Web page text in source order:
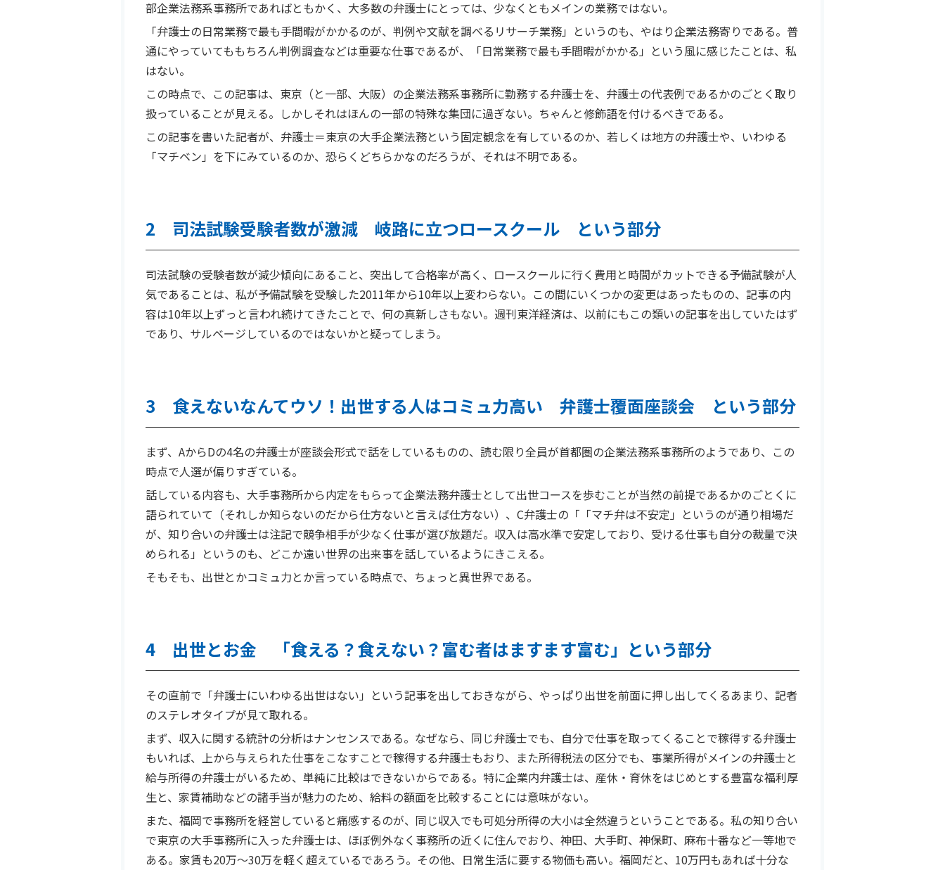
部企業法務系事務所であればともかく、大多数の弁護士にとっては、少なくともメインの業務ではない。
「弁護士の日常業務で最も手間暇がかかるのが、判例や文献を調べるリサーチ業務」というのも、やはり企業法務寄りである。普
通にやっていてももちろん判例調査などは重要な仕事であるが、「日常業務で最も手間暇がかかる」という風に感じたことは、私
はない。
この時点で、この記事は、東京（と一部、大阪）の企業法務系事務所に勤務する弁護士を、弁護士の代表例であるかのごとく取り
扱っていることが見える。しかしそれはほんの一部の特殊な集団に過ぎない。ちゃんと修飾語を付けるべきである。
この記事を書いた記者が、弁護士＝東京の大手企業法務という固定観念を有しているのか、若しくは地方の弁護士や、いわゆる
「マチベン」を下にみているのか、恐らくどちらかなのだろうが、それは不明である。
2 司法試験受験者数が激減 岐路に立つロースクール という部分
司法試験の受験者数が減少傾向にあること、突出して合格率が高く、ロースクールに行く費用と時間がカットできる予備試験が人
気であることは、私が予備試験を受験した2011年から10年以上変わらない。この間にいくつかの変更はあったものの、記事の内
容は10年以上ずっと言われ続けてきたことで、何の真新しさもない。週刊東洋経済は、以前にもこの類いの記事を出していたはず
であり、サルベージしているのではないかと疑ってしまう。
3 食えないなんてウソ！出世する人はコミュ力高い 弁護士覆面座談会 という部分
まず、AからDの4名の弁護士が座談会形式で話をしているものの、読む限り全員が首都圏の企業法務系事務所のようであり、この
時点で人選が偏りすぎている。
話している内容も、大手事務所から内定をもらって企業法務弁護士として出世コースを歩むことが当然の前提であるかのごとくに
語られていて（それしか知らないのだから仕方ないと言えば仕方ない）、C弁護士の「「マチ弁は不安定」というのが通り相場だ
が、知り合いの弁護士は注記で競争相手が少なく仕事が選び放題だ。収入は高水準で安定しており、受ける仕事も自分の裁量で決
められる」というのも、どこか遠い世界の出来事を話しているようにきこえる。
そもそも、出世とかコミュ力とか言っている時点で、ちょっと異世界である。
4 出世とお金 「食える？食えない？富む者はますます富む」という部分
その直前で「弁護士にいわゆる出世はない」という記事を出しておきながら、やっぱり出世を前面に押し出してくるあまり、記者
のステレオタイプが見て取れる。
まず、収入に関する統計の分析はナンセンスである。なぜなら、同じ弁護士でも、自分で仕事を取ってくることで稼得する弁護士
もいれば、上から与えられた仕事をこなすことで稼得する弁護士もおり、また所得税法の区分でも、事業所得がメインの弁護士と
給与所得の弁護士がいるため、単純に比較はできないからである。特に企業内弁護士は、産休・育休をはじめとする豊富な福利厚
生と、家賃補助などの諸手当が魅力のため、給料の額面を比較することには意味がない。
また、福岡で事務所を経営していると痛感するのが、同じ収入でも可処分所得の大小は全然違うということである。私の知り合い
で東京の大手事務所に入った弁護士は、ほぼ例外なく事務所の近くに住んでおり、神田、大手町、神保町、麻布十番など一等地で
ある。家賃も20万～30万を軽く超えているであろう。その他、日常生活に要する物価も高い。福岡だと、10万円もあれば十分な